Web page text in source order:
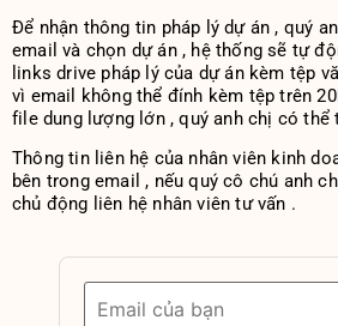
Để nhận thông tin pháp lý dự án , quý
email và chọn dự án , hệ thống sẽ tự
links drive pháp lý của dự án kèm tệp
vì email không thể đính kèm tệp trên
file dung lượng lớn , quý anh chị có thể
Thông tin liên hệ của nhân viên kinh
bên trong email , nếu quý cô chú anh
chủ động liên hệ nhân viên tư vấn .